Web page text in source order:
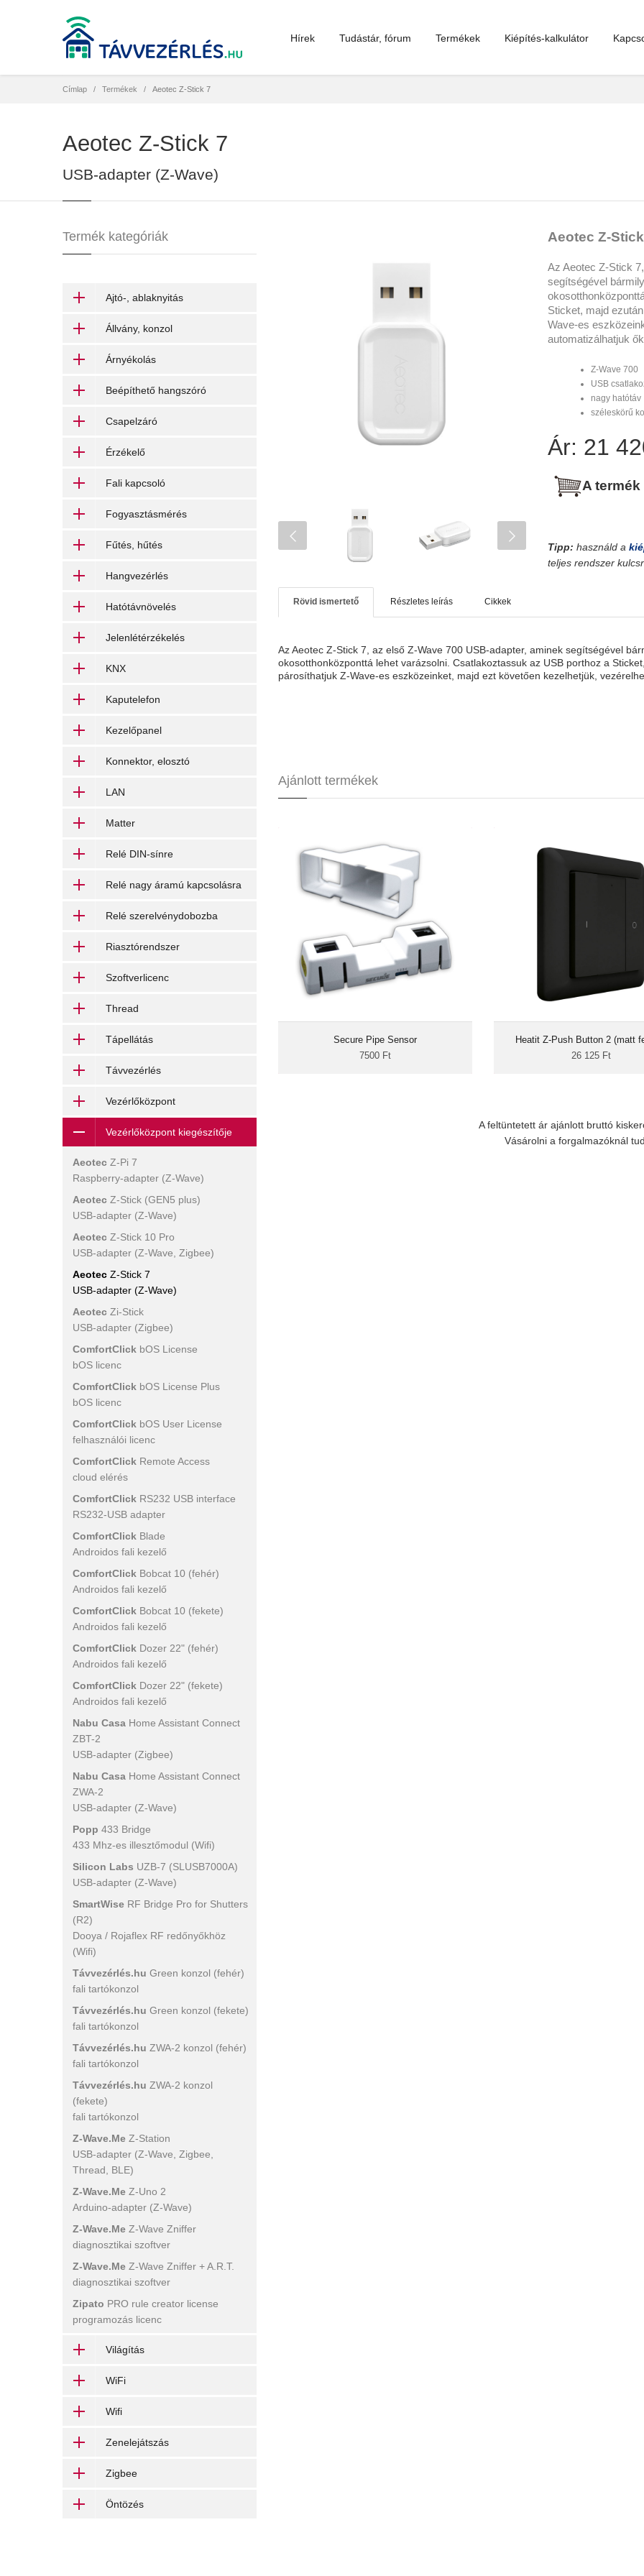
Hírek Tudástár, fórum Termékek Kiépítés-kalkulátor
Címlap Termékek Aeotec Z-Stick 7
Aeotec Z-Stick 7
USB-adapter (Z-Wave)
Aeotec Z-
Az Aeotec Z-Stick
segítségével
Sticket, majd
Wave-es
automatizálhatjuk
Z-Wave 700
USB
nagy hatótáv
széleskörű
Ár: 21
A
Tipp: használd a
teljes rendszer
Rövid ismertető Részletes leírás Cikkek
Az Aeotec Z-Stick 7, az első Z-Wave 700 USB-adapter, aminek segítségével
okosotthonközponttá lehet varázsolni. Csatlakoztassuk az USB porthoz a
párosíthatjuk Z-Wave-es eszközeinket, majd ezt követően kezelhetjük,
Ajánlott termékek
Secure Pipe Sensor
7500 Ft
Secure Pipe Sensor
A SES 002 és a SES 003 vezetékes digitális
hőmérséklet-érzékelők, amelyek a melegvíz-
központi fűtés és melegvíz rendszerekben. A
SES 002 és a SES 003 készüléket falra
Heatit Z-Push Button 2 (matt
26 125 Ft
Heatit Z-Push Button 2 (matt
26
2
S2
A Heatit Z-Push Button 2 egy
elemmel működő „távvezérlő” fali
fölé, mint bármely kapcsoló,
viszont akár ragasztással is
A feltüntetett ár ajánlott bruttó
Vásárolni a forgalmazóknál
Termék kategóriák
Ajtó-, ablaknyitás
Állvány, konzol
Árnyékolás
Beépíthető hangszóró
Csapelzáró
Érzékelő
Fali kapcsoló
Fogyasztásmérés
Fűtés, hűtés
Hangvezérlés
Hatótávnövelés
Jelenlétérzékelés
KNX
Kaputelefon
Kezelőpanel
Konnektor, elosztó
LAN
Matter
Relé DIN-sínre
Relé nagy áramú kapcsolásra
Relé szerelvénydobozba
Riasztórendszer
Szoftverlicenc
Thread
Tápellátás
Távvezérlés
Vezérlőközpont
Vezérlőközpont kiegészítője
Aeotec Z-Pi 7
Raspberry-adapter (Z-Wave)
Aeotec Z-Stick (GEN5 plus)
USB-adapter (Z-Wave)
Aeotec Z-Stick 10 Pro
USB-adapter (Z-Wave, Zigbee)
Aeotec Z-Stick 7
USB-adapter (Z-Wave)
Aeotec Zi-Stick
USB-adapter (Zigbee)
ComfortClick bOS License
bOS licenc
ComfortClick bOS License Plus
bOS licenc
ComfortClick bOS User License
felhasználói licenc
ComfortClick Remote Access
cloud elérés
ComfortClick RS232 USB interface
RS232-USB adapter
ComfortClick Blade
Androidos fali kezelő
ComfortClick Bobcat 10 (fehér)
Androidos fali kezelő
ComfortClick Bobcat 10 (fekete)
Androidos fali kezelő
ComfortClick Dozer 22" (fehér)
Androidos fali kezelő
ComfortClick Dozer 22" (fekete)
Androidos fali kezelő
Nabu Casa Home Assistant Connect
ZBT-2
USB-adapter (Zigbee)
Nabu Casa Home Assistant Connect
ZWA-2
USB-adapter (Z-Wave)
Popp 433 Bridge
433 Mhz-es illesztőmodul (Wifi)
Silicon Labs UZB-7 (SLUSB7000A)
USB-adapter (Z-Wave)
SmartWise RF Bridge Pro for Shutters
(R2)
Dooya / Rojaflex RF redőnyőkhöz
(Wifi)
Távvezérlés.hu Green konzol (fehér)
fali tartókonzol
Távvezérlés.hu Green konzol (fekete)
fali tartókonzol
Távvezérlés.hu ZWA-2 konzol (fehér)
fali tartókonzol
Távvezérlés.hu ZWA-2 konzol
(fekete)
fali tartókonzol
Z-Wave.Me Z-Station
USB-adapter (Z-Wave, Zigbee,
Thread, BLE)
Z-Wave.Me Z-Uno 2
Arduino-adapter (Z-Wave)
Z-Wave.Me Z-Wave Zniffer
diagnosztikai szoftver
Z-Wave.Me Z-Wave Zniffer + A.R.T.
diagnosztikai szoftver
Zipato PRO rule creator license
programozás licenc
Világítás
WiFi
Wifi
Zenelejátszás
Zigbee
Öntözés